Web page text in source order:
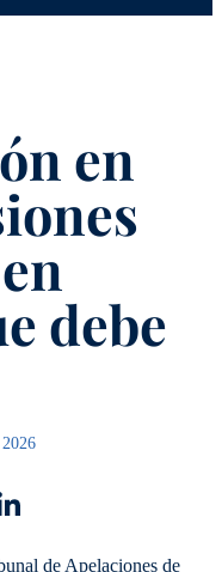
en
debe
de Apelaciones de